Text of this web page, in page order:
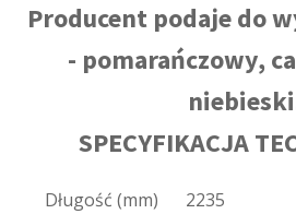
Producent podaje do
- pomarańczowy,
SPECYFIKACJA
Długość (mm) 2235